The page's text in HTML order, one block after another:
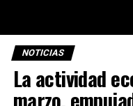
NOTICIAS
La actividad
marzo,